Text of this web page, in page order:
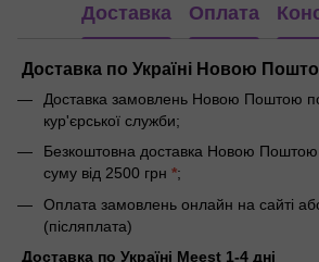
Доставка Оплата
Доставка по Україні Новою
Доставка замовлень Новою Поштою
кур'єрської служби;
Безкоштовна доставка Новою
суму від 2500 грн *;
Оплата замовлень онлайн на сайті
(післяплата)
Доставка по Україні Meest 1-4 дні